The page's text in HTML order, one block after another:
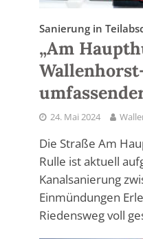
Sanierung in
„Am
24. Mai 2024
Die Straße Am
Rulle ist aktuell
Kanalsanierung
Einmündungen
Riedensweg voll